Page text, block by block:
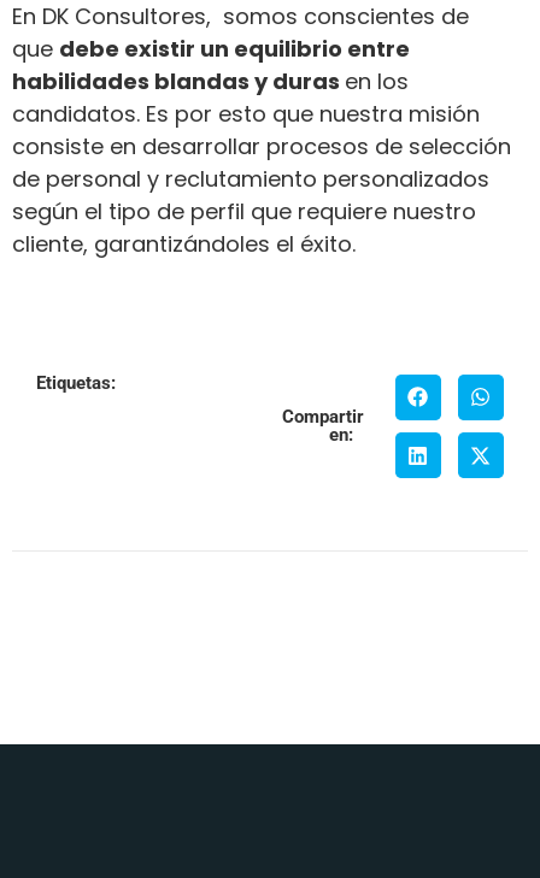
En DK Consultores, somos conscientes de
que debe existir un equilibrio entre
habilidades blandas y duras en los
candidatos. Es por esto que nuestra misión
consiste en desarrollar procesos de selección
de personal y reclutamiento personalizados
según el tipo de perfil que requiere nuestro
cliente, garantizándoles el éxito.
Etiquetas:
Compartir
en: